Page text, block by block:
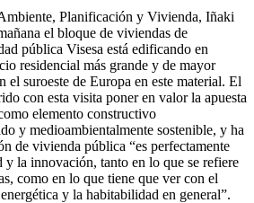
Planificación y Vivienda, Iñaki
el bloque de viviendas de
pública Visesa está edificando en
residencial más grande y de mayor
el suroeste de Europa en este material. El
con esta visita poner en valor la apuesta
elemento constructivo
y medioambientalmente sostenible, y ha
de vivienda pública “es perfectamente
y la innovación, tanto en lo que se refiere
como en lo que tiene que ver con el
y la habitabilidad en general”.